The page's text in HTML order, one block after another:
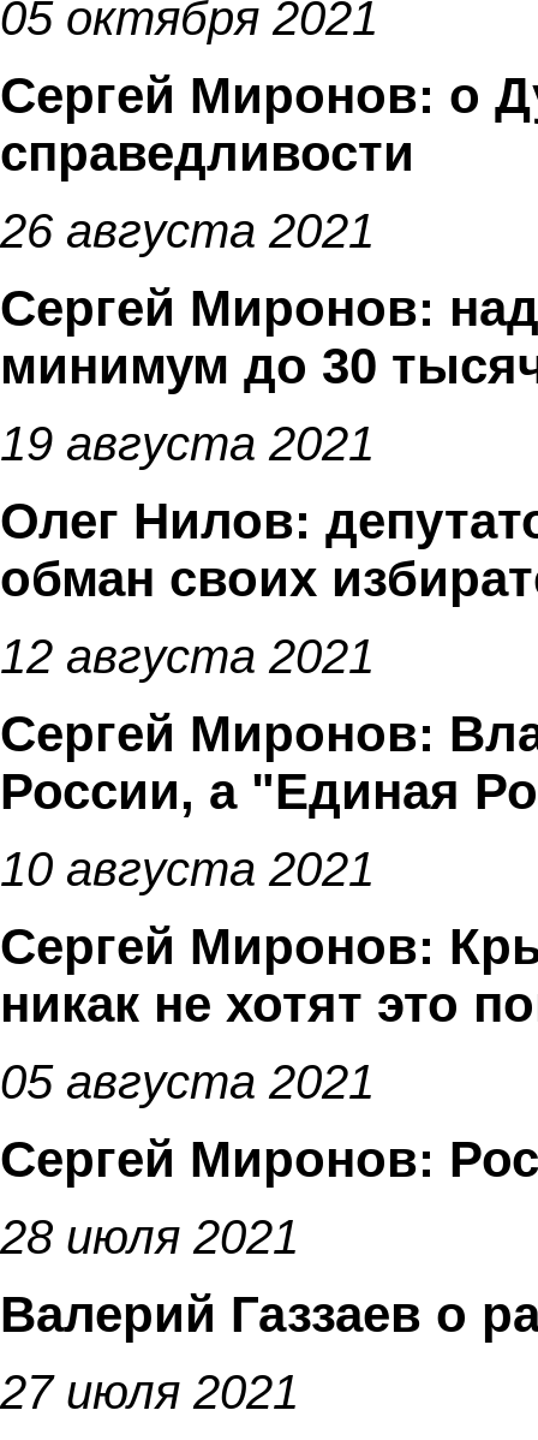
05 октября 2021
Сергей Миронов: о
справедливости
26 августа 2021
Сергей Миронов:
минимум до 30
19 августа 2021
Олег Нилов:
обман своих
12 августа 2021
Сергей Миронов:
России, а "Единая
10 августа 2021
Сергей Миронов:
никак не хотят это
05 августа 2021
Сергей Миронов:
28 июля 2021
Валерий Газзаев о
27 июля 2021